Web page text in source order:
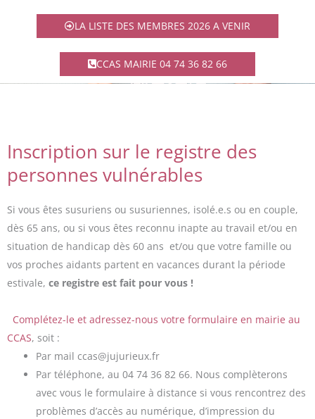
LA LISTE DES MEMBRES 2026 A VENIR
CCAS MAIRIE 04 74 36 82 66
Inscription sur le registre des
personnes vulnérables
Si vous êtes susuriens ou susuriennes, isolé.e.s ou en couple,
dès 65 ans, ou si vous êtes reconnu inapte au travail et/ou en
situation de handicap dès 60 ans et/ou que votre famille ou
vos proches aidants partent en vacances durant la période
estivale, ce registre est fait pour vous !
Complétez-le et adressez-nous votre formulaire en mairie au
CCAS, soit :
Par mail ccas@jujurieux.fr
Par téléphone, au 04 74 36 82 66. Nous complèterons
avec vous le formulaire à distance si vous rencontrez des
problèmes d’accès au numérique, d’impression du